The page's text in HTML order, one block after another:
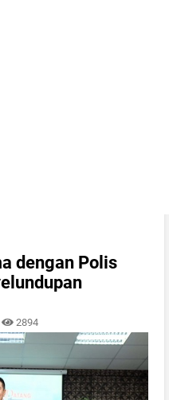
dengan Polis
2894